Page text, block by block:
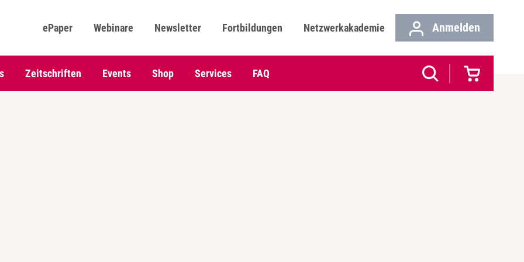
ePaper Webinare Newsletter Fortbildungen Netzwerkakademie Anmelden
Zeitschriften Events Shop Services FAQ